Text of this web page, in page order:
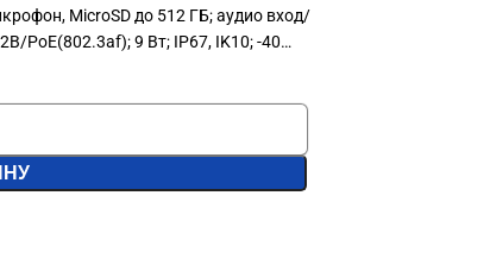
MicroSD до 512 ГБ; аудио вход/
PoE(802.3af); 9 Вт; IP67, IK10; -40…